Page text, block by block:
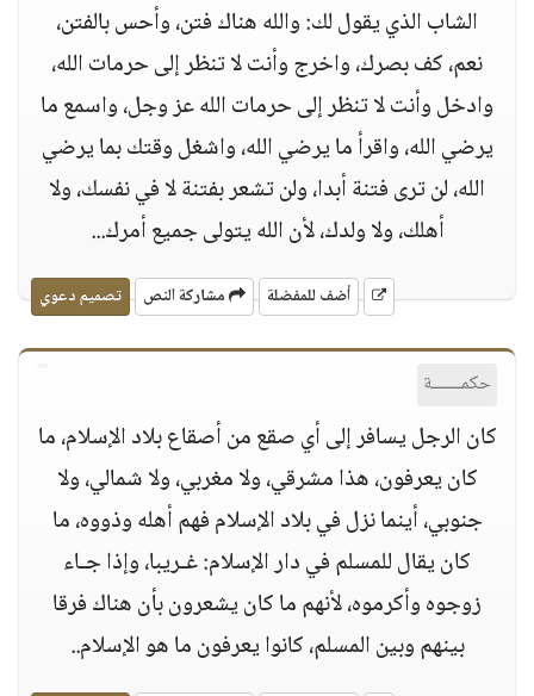
الشاب الذي يقول لك: والله هناك فتن، وأحس بالفتن،
نعم، كف بصرك، واخرج وأنت لا تنظر إلى حرمات الله،
وادخل وأنت لا تنظر إلى حرمات الله عز وجل، واسمع ما
يرضي الله، واقرأ ما يرضي الله، واشغل وقتك بما يرضي
الله، لن ترى فتنة أبدا، ولن تشعر بفتنة لا في نفسك، ولا
أهلك، ولا ولدك، لأن الله يتولى جميع أمرك...
أضف للمفضلة مشاركة النص تصميم دعوي
حكمــــــة
كان الرجل يسافر إلى أي صقع من أصقاع بلاد الإسلام، ما
كان يعرفون، هذا مشرقي، ولا مغربي، ولا شمالي، ولا
جنوبي، أينما نزل في بلاد الإسلام فهم أهله وذووه، ما
كان يقال للمسلم في دار الإسلام: غـريبا، وإذا جـاء
زوجوه وأكرموه، لأنهم ما كان يشعرون بأن هناك فرقا
بينهم وبين المسلم، كانوا يعرفون ما هو الإسلام..